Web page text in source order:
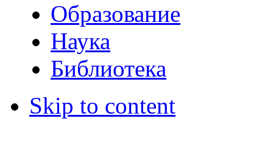
Образование
Наука
Библиотека
Skip to content